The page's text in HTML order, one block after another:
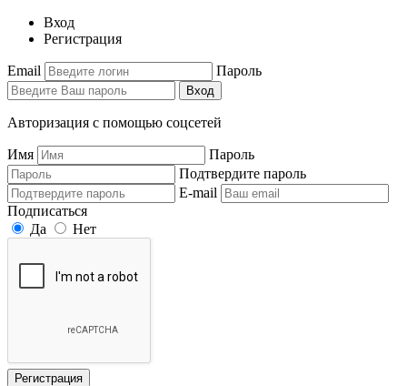
Вход
Регистрация
Email Пароль
Вход
Авторизация с помощью соцсетей
Имя
Пароль
Подтвердите пароль
E-mail
Подписаться
Да
Нет
Регистрация